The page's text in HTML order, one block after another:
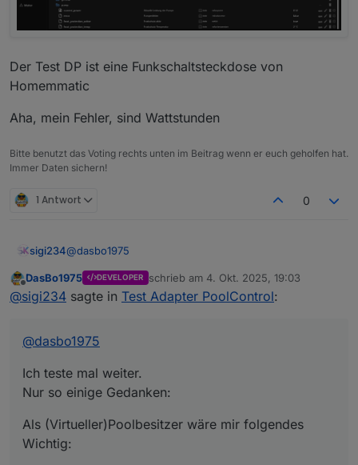
Zeitfenstern
Laufzeit- und Umwälzberechnung
externen kWh-Zähler
Telegram
Der Test DP ist eine Funkschaltsteckdose von
Homemmatic
Aha, mein Fehler, sind Wattstunden
Bitte benutzt das Voting rechts unten im Beitrag wenn er euch geholfen hat.
Immer Daten sichern!
1 Antwort 0
sigi234@dasbo1975
Ich teste mal weiter.
Nur so einige Gedanken:
Benachrichtigung wenn ein Pumpenfehler
Benachrichtigung PH Wert zu Hoch/Niedrig
Offline
DasBo1975 DEVELOPER schrieb am 4. Okt. 2025, 19:03
zuletzt editiert von
@sigi234 sagte in Test Adapter PoolControl:
@dasbo1975
Ich teste mal weiter.
Nur so einige Gedanken:
Als (Virtueller)Poolbesitzer wäre mir folgendes
Wichtig: